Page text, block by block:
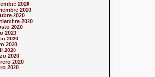
2020
2020
2020
2020
2020
2020
2020
2020
2020
2020
2020
2020